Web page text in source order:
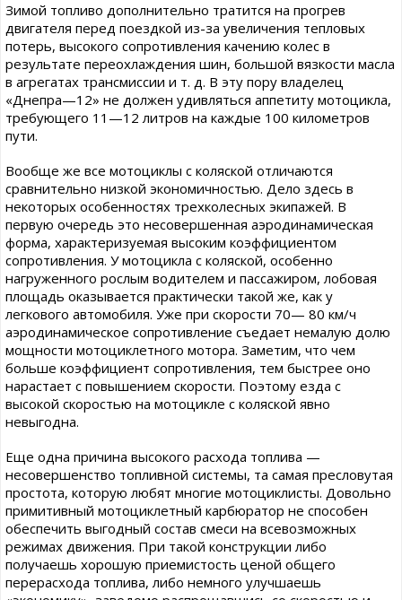
Зимой топливо дополнительно тратится на прогрев
двигателя перед поездкой из-за увеличения тепловых
потерь, высокого сопротивления качению колес в
результате переохлаждения шин, большой вязкости масла
в агрегатах трансмиссии и т. д. В эту пору владелец
«Днепра—12» не должен удивляться аппетиту мотоцикла,
требующего 11—12 литров на каждые 100 километров
пути.
Вообще же все мотоциклы с коляской отличаются
сравнительно низкой экономичностью. Дело здесь в
некоторых особенностях трехколесных экипажей. В
первую очередь это несовершенная аэродинамическая
форма, характеризуемая высоким коэффициентом
сопротивления. У мотоцикла с коляской, особенно
нагруженного рослым водителем и пассажиром, лобовая
площадь оказывается практически такой же, как у
легкового автомобиля. Уже при скорости 70— 80 км/ч
аэродинамическое сопротивление съедает немалую долю
мощности мотоциклетного мотора. Заметим, что чем
больше коэффициент сопротивления, тем быстрее оно
нарастает с повышением скорости. Поэтому езда с
высокой скоростью на мотоцикле с коляской явно
невыгодна.
Еще одна причина высокого расхода топлива —
несовершенство топливной системы, та самая пресловутая
простота, которую любят многие мотоциклисты. Довольно
примитивный мотоциклетный карбюратор не способен
обеспечить выгодный состав смеси на всевозможных
режимах движения. При такой конструкции либо
получаешь хорошую приемистость ценой общего
перерасхода топлива, либо немного улучшаешь